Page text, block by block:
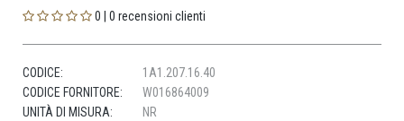
0 | 0 recensioni clienti
CODICE:
1A1.207.16.40
CODICE FORNITORE:
W016864009
UNITÀ DI MISURA:
NR